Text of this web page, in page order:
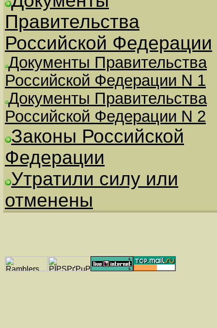
Правительства
Российской Федерации
Документы Правительства
Российской Федерации N 1
Документы Правительства
Российской Федерации N 2
Законы Российской
Федерации
Утратили силу или
отменены